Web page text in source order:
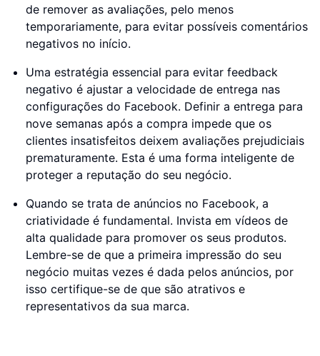
de remover as avaliações, pelo menos
temporariamente, para evitar possíveis comentários
negativos no início.
Uma estratégia essencial para evitar feedback
negativo é ajustar a velocidade de entrega nas
configurações do Facebook. Definir a entrega para
nove semanas após a compra impede que os
clientes insatisfeitos deixem avaliações prejudiciais
prematuramente. Esta é uma forma inteligente de
proteger a reputação do seu negócio.
Quando se trata de anúncios no Facebook, a
criatividade é fundamental. Invista em vídeos de
alta qualidade para promover os seus produtos.
Lembre-se de que a primeira impressão do seu
negócio muitas vezes é dada pelos anúncios, por
isso certifique-se de que são atrativos e
representativos da sua marca.